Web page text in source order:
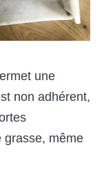
une
non adhérent,
grasse, même